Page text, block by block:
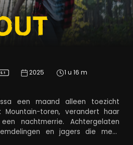
Lookout
5.1 2025 1 u 16 m
een maand alleen toezicht
toren, verandert haar
nachtmerrie. Achtergelaten
en jagers die meer
naar iets buitenaards dat